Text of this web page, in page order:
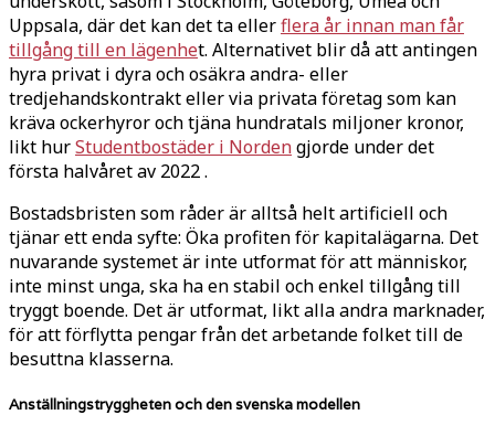
Uppsala, där det kan det ta ellerflera år innan man får
tillgång till en lägenhet. Alternativet blir då att antingen
hyra privat i dyra och osäkra andra- eller
tredjehandskontrakt eller via privata företag som kan
kräva ockerhyror och tjäna hundratals miljoner kronor,
likt hurStudentbostäder i Nordengjorde under det
första halvåret av 2022 .
Bostadsbristen som råder är alltså helt artificiell och
tjänar ett enda syfte: Öka profiten för kapitalägarna. Det
nuvarande systemet är inte utformat för att människor,
inte minst unga, ska ha en stabil och enkel tillgång till
tryggt boende. Det är utformat, likt alla andra marknader,
för att förflytta pengar från det arbetande folket till de
besuttna klasserna.
Anställningstryggheten och den svenska modellen